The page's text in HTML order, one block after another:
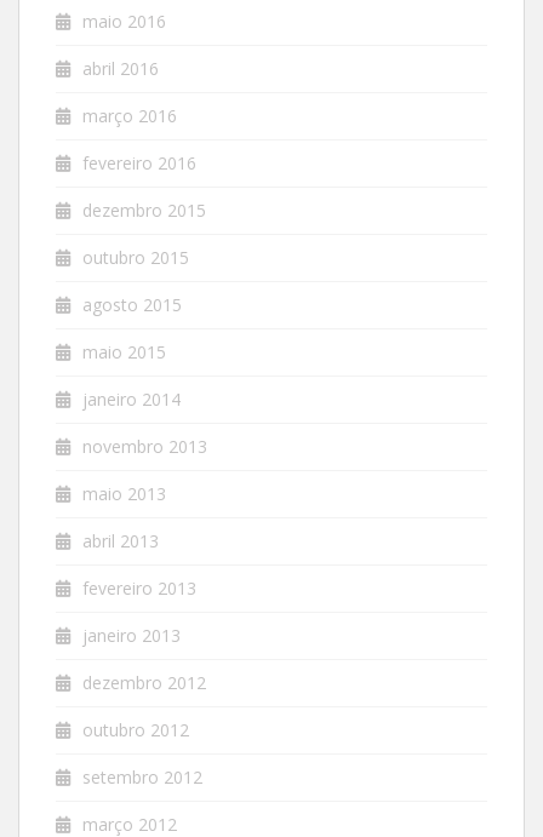
maio 2016
abril 2016
março 2016
fevereiro 2016
dezembro 2015
outubro 2015
agosto 2015
maio 2015
janeiro 2014
novembro 2013
maio 2013
abril 2013
fevereiro 2013
janeiro 2013
dezembro 2012
outubro 2012
setembro 2012
março 2012